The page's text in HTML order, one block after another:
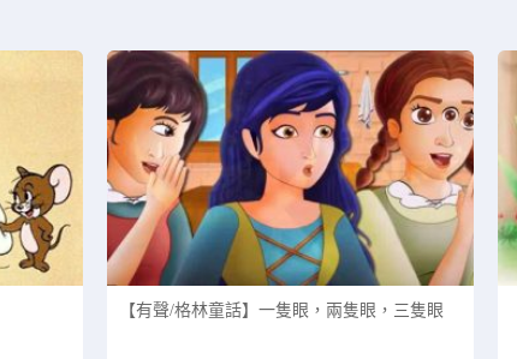
正在为您加载新内容
【有聲/格林童話】一隻眼，兩隻眼，三隻眼